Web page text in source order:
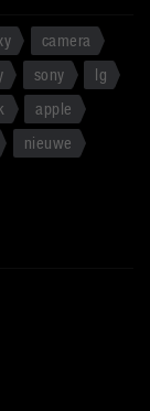
camera
sony
lg
apple
nieuwe